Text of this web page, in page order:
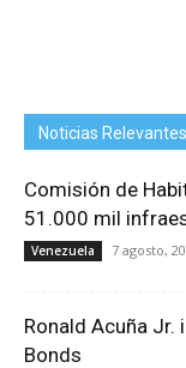
Noticias Relevantes
Comisión de
51.000 mil
Venezuela 7 agosto,
Ronald Acuña Jr.
Bonds